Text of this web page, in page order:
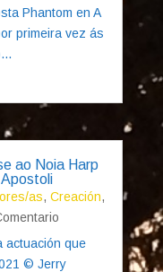
Phantom en A
primeira vez ás
ao Noia Harp
as, Creación,
actuación que
© Jerry